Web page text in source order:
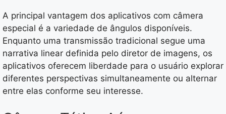
A principal vantagem dos aplicativos com câmera
especial é a variedade de ângulos disponíveis.
Enquanto uma transmissão tradicional segue uma
narrativa linear definida pelo diretor de imagens, os
aplicativos oferecem liberdade para o usuário explorar
diferentes perspectivas simultaneamente ou alternar
entre elas conforme seu interesse.